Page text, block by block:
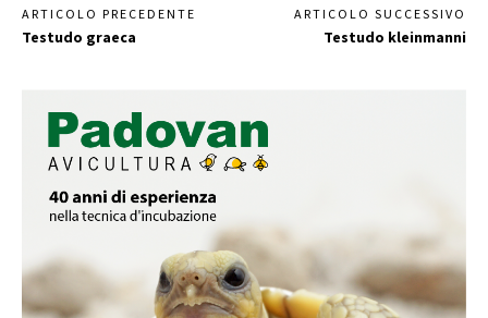
ARTICOLO PRECEDENTE
Testudo graeca
ARTICOLO SUCCESSIVO
Testudo kleinmanni